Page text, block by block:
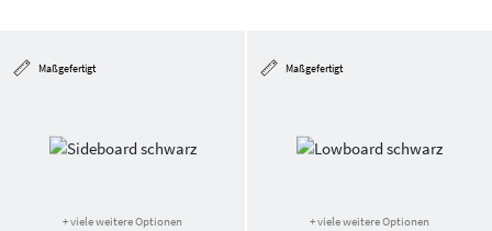
Maßgefertigt
+ viele weitere Optionen
Maßgefertigt
+ viele weitere Optionen